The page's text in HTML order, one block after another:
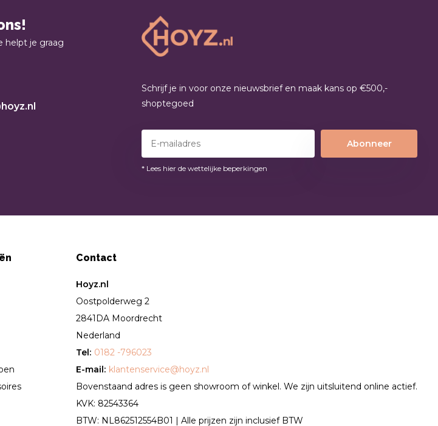
helpt je graag
Schrijf je in voor onze nieuwsbrief en maak kans op €500,-
shoptegoed
Abonneer
* Lees hier de wettelijke beperkingen
Contact
Hoyz.nl
Oostpolderweg 2
2841DA Moordrecht
Nederland
Tel: 0182 -796023
E-mail: klantenservice@hoyz.nl
Bovenstaand adres is geen showroom of winkel. We zijn uitsluitend online actief.
KVK: 82543364
BTW: NL862512554B01 | Alle prijzen zijn inclusief BTW